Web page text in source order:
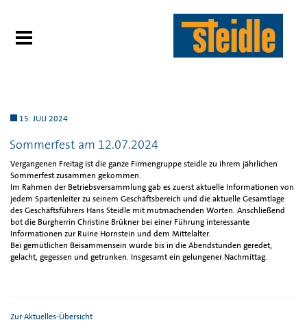
15. JULI 2024
Sommerfest am 12.07.2024
Vergangenen Freitag ist die ganze Firmengruppe steidle zu ihrem jährlichen
Sommerfest zusammen gekommen.
Im Rahmen der Betriebsversammlung gab es zuerst aktuelle Informationen von
jedem Spartenleiter zu seinem Geschäftsbereich und die aktuelle Gesamtlage
des Geschäftsführers Hans Steidle mit mutmachenden Worten. Anschließend
bot die Burgherrin Christine Brükner bei einer Führung interessante
Informationen zur Ruine Hornstein und dem Mittelalter.
Bei gemütlichen Beisammensein wurde bis in die Abendstunden geredet,
gelacht, gegessen und getrunken. Insgesamt ein gelungener Nachmittag.
Zur Aktuelles-Übersicht